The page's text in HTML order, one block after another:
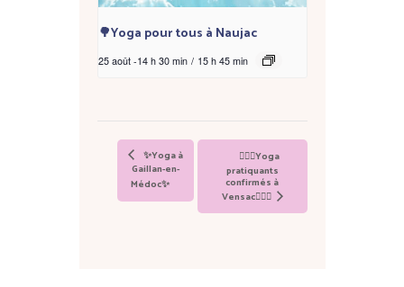
🌳Yoga pour tous à Naujac
25 août -14 h 30 min / 15 h 45 min
✨Yoga à
Gaillan-en-
Médoc✨
🧘🏼‍♂️Yoga
pratiquants
confirmés à
Vensac🧘🏼‍♂️